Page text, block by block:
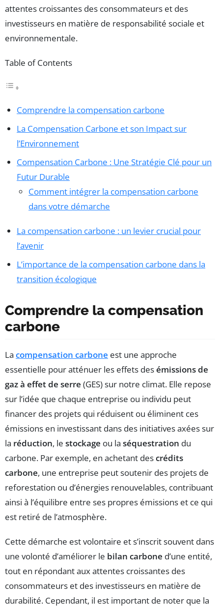
attentes croissantes des consommateurs et des
investisseurs en matière de responsabilité sociale et
environnementale.
Table of Contents
Comprendre la compensation carbone
La Compensation Carbone et son Impact sur
l’Environnement
Compensation Carbone : Une Stratégie Clé pour un
Futur Durable
Comment intégrer la compensation carbone
dans votre démarche
La compensation carbone : un levier crucial pour
l’avenir
L’importance de la compensation carbone dans la
transition écologique
Comprendre la compensation
carbone
La compensation carbone est une approche
essentielle pour atténuer les effets desémissions de
gaz à effet de serre (GES) sur notre climat. Elle repose
sur l’idée que chaque entreprise ou individu peut
financer des projets qui réduisent ou éliminent ces
émissions en investissant dans des initiatives axées sur
la réduction, le stockage ou la séquestration du
carbone. Par exemple, en achetant descrédits
carbone, une entreprise peut soutenir des projets de
reforestation ou d’énergies renouvelables, contribuant
ainsi à l’équilibre entre ses propres émissions et ce qui
est retiré de l’atmosphère.
Cette démarche est volontaire et s’inscrit souvent dans
une volonté d’améliorer le bilan carbone d’une entité,
tout en répondant aux attentes croissantes des
consommateurs et des investisseurs en matière de
durabilité. Cependant, il est important de noter que la